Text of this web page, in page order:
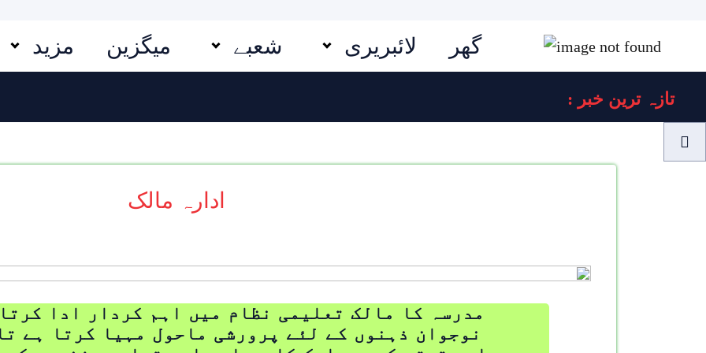
گھر لائبریری شعبے میگزین مزید
: تازہ ترین خبر
ادارہ مالک
مدرسہ کا مالک تعلیمی نظام میں اہم کردار ادا
نوجوان ذہنوں کے لئے پرورشی ماحول مہیا کرتا ہے